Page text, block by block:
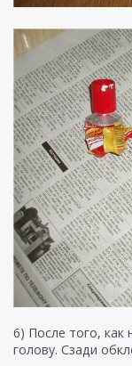
6) После того,
голову. Сзади